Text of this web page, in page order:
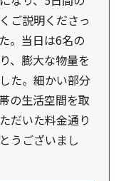
ご説明くださっ
。当日は6名の
、膨大な物量を
た。細かい部分
の生活空間を取
だいた料金通り
うございまし